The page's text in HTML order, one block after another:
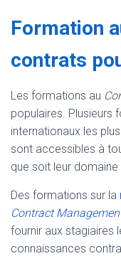
Formation
contrats
Les formations au
populaires. Plusieurs
internationaux les
sont accessibles à
que soit leur
Des formations sur la
Contract
fournir aux stagiaires
connaissances